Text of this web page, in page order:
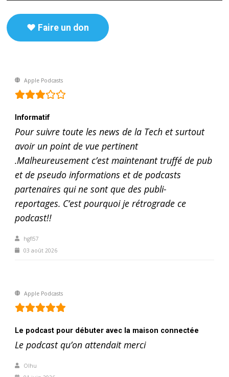
♥️ Faire un don
Apple Podcasts
Informatif
Pour suivre toute les news de la Tech et surtout
avoir un point de vue pertinent
.Malheureusement c’est maintenant truffé de pub
et de pseudo informations et de podcasts
partenaires qui ne sont que des publi-
reportages. C’est pourquoi je rétrograde ce
podcast!!
hgfl57
03 août 2026
Apple Podcasts
Le podcast pour débuter avec la maison connectée
Le podcast qu’on attendait merci
Olhu